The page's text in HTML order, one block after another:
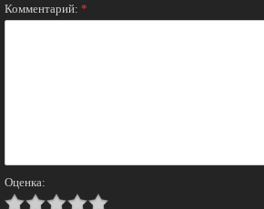
Комментарий: *
Оценка: